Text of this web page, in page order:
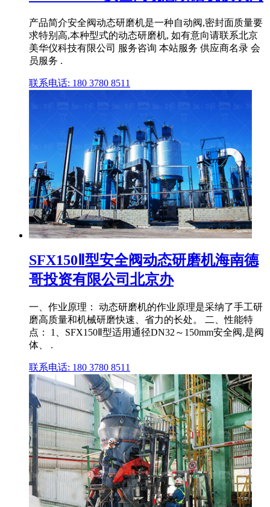
产品简介安全阀动态研磨机是一种自动阀,密封面质量要
求特别高,本种型式的动态研磨机, 如有意向请联系北京
美华仪科技有限公司 服务咨询 本站服务 供应商名录 会
员服务 .
联系电话: 180 3780 8511
SFX150Ⅱ型安全阀动态研磨机海南德
哥投资有限公司北京办
一、作业原理： 动态研磨机的作业原理是采纳了手工研
磨高质量和机械研磨快速、省力的长处。 二、性能特
点： 1、SFX150Ⅱ型适用通径DN32～150mm安全阀,是阀
体、 .
联系电话: 180 3780 8511